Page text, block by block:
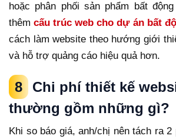
hoặc phân phối sản phẩm bất
thêmcấu trúc web cho dự án bất
cách làm website theo hướng giới
và hỗ trợ quảng cáo hiệu quả hơn.
8
Chi phí thiết kế
thường gồm những gì?
Khi so báo giá, anh/chị nên tách ra 2